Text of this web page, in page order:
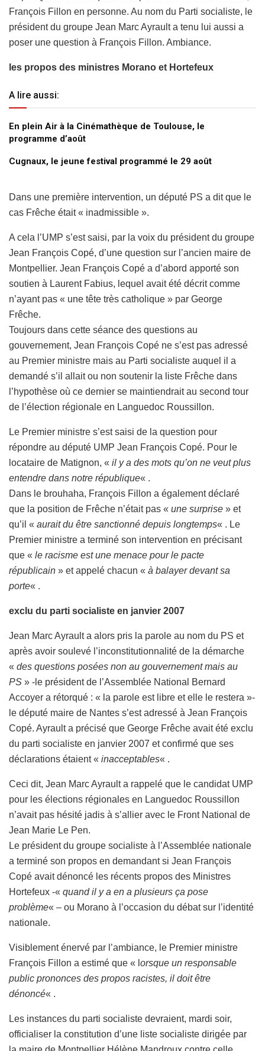
François Fillon en personne. Au nom du Parti socialiste, le
président du groupe Jean Marc Ayrault a tenu lui aussi a
poser une question à François Fillon. Ambiance.
les propos des ministres Morano et Hortefeux
A lire aussi:
En plein Air à la Cinémathèque de Toulouse, le
programme d’août
Cugnaux, le jeune festival programmé le 29 août
Dans une première intervention, un député PS a dit que le
cas Frêche était « inadmissible ».
A cela l’UMP s’est saisi, par la voix du président du groupe
Jean François Copé, d’une question sur l’ancien maire de
Montpellier. Jean François Copé a d’abord apporté son
soutien à Laurent Fabius, lequel avait été décrit comme
n’ayant pas « une tête très catholique » par George
Frêche.
Toujours dans cette séance des questions au
gouvernement, Jean François Copé ne s’est pas adressé
au Premier ministre mais au Parti socialiste auquel il a
demandé s’il allait ou non soutenir la liste Frêche dans
l’hypothèse où ce dernier se maintiendrait au second tour
de l’élection régionale en Languedoc Roussillon.
Le Premier ministre s’est saisi de la question pour
répondre au député UMP Jean François Copé. Pour le
locataire de Matignon, « il y a des mots qu’on ne veut plus
entendre dans notre république« .
Dans le brouhaha, François Fillon a également déclaré
que la position de Frêche n’était pas « une surprise » et
qu’il « aurait du être sanctionné depuis longtemps« . Le
Premier ministre a terminé son intervention en précisant
que « le racisme est une menace pour le pacte
républicain » et appelé chacun « à balayer devant sa
porte« .
exclu du parti socialiste en janvier 2007
Jean Marc Ayrault a alors pris la parole au nom du PS et
après avoir soulevé l’inconstitutionnalité de la démarche
« des questions posées non au gouvernement mais au
PS » -le président de l’Assemblée National Bernard
Accoyer a rétorqué : « la parole est libre et elle le restera »-
le député maire de Nantes s’est adressé à Jean François
Copé. Ayrault a précisé que George Frêche avait été exclu
du parti socialiste en janvier 2007 et confirmé que ses
déclarations étaient « inacceptables« .
Ceci dit, Jean Marc Ayrault a rappelé que le candidat UMP
pour les élections régionales en Languedoc Roussillon
n’avait pas hésité jadis à s’allier avec le Front National de
Jean Marie Le Pen.
Le président du groupe socialiste à l’Assemblée nationale
a terminé son propos en demandant si Jean François
Copé avait dénoncé les récents propos des Ministres
Hortefeux -« quand il y a en a plusieurs ça pose
problème« – ou Morano à l’occasion du débat sur l’identité
nationale.
Visiblement énervé par l’ambiance, le Premier ministre
François Fillon a estimé que « l orsque un responsable
public prononces des propos racistes, il doit être
dénoncé« .
Les instances du parti socialiste devraient, mardi soir,
officialiser la constitution d’une liste socialiste dirigée par